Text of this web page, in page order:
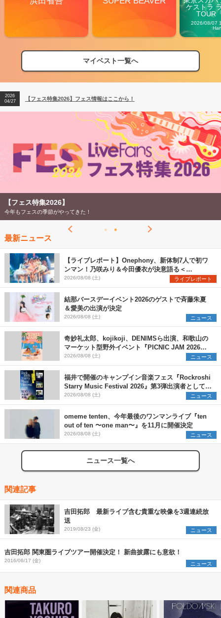
ケストラ
TOUR
2026/08/07
マイベスト一覧へ
【フェス特集2026】フェス情報はここから！
【ライブ動員ランキング】2026年上半期編発表！
2026
04/27
【フェス特集2026】フェス情報はここから！
2026
【ライブ動員ランキング】2026年上半期編発表！
【フェス特集2026】
今年もフェスの季節がやってきた！
最新ニュース
【ライブレポート】Onephony、新体制7人で初ワ
ンマン！乃咲みり＆今田優衣が決意語る＜
Onephony新体制1st Oneman Live はじまりの夏
＞
2026/08/08 (土) ライブレポート
結那バースデーイベント2026のゲストで斉藤朱夏
＆愛美の出演が決定
2026/08/08 (土) ニュース
奇妙礼太郎、kojikoji、DENIMSら出演、和歌山の
マーケット型野外イベント『PICNIC JAM 2026』
早割チケット発売開始
2026/08/08 (土) ニュース
福井で開催のキャンプイン音楽フェス『Rockroshi
Starry Music Festival 2026』第3弾出演者として
SCOOBIE DO、かりゆし58、Reiを発表
2026/08/08 (土) ニュース
omeme tenten、今年最後のワンマンライブ『ten
out of ten 〜one man〜』を11月に開催決定
2026/08/08 (土) ニュース
ニュース一覧へ
関連記事
吉田拓郎 最新ライブ含む貴重な映像を3週連続放
送
2019/08/23 (金) ニュース
吉田拓郎 関東圏ライブツアー開催決定！ 新曲披露にも意欲！
2016/06/17 (金) ニュース
関連商品